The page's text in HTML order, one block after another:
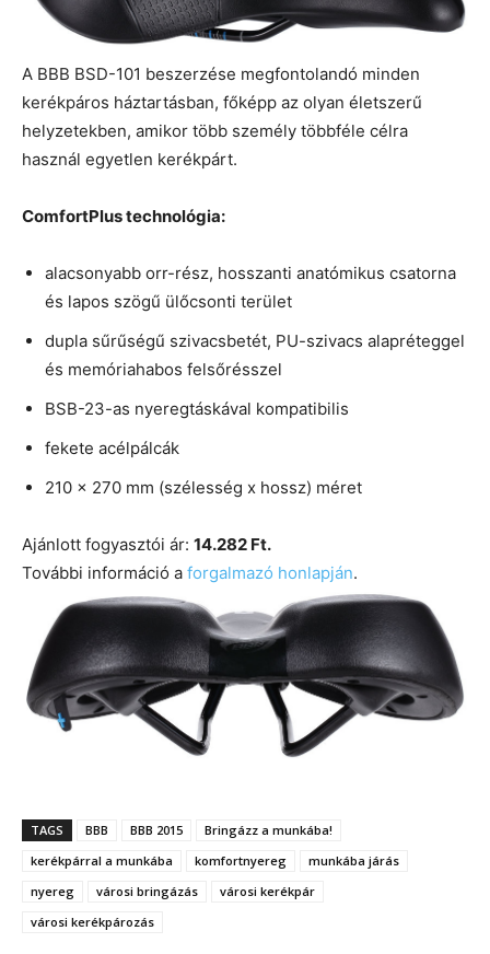
A BBB BSD-101 beszerzése megfontolandó minden
kerékpáros háztartásban, főképp az olyan életszerű
helyzetekben, amikor több személy többféle célra
használ egyetlen kerékpárt.
ComfortPlus technológia:
alacsonyabb orr-rész, hosszanti anatómikus csatorna
és lapos szögű ülőcsonti terület
dupla sűrűségű szivacsbetét, PU-szivacs alapréteggel
és memóriahabos felsőrésszel
BSB-23-as nyeregtáskával kompatibilis
fekete acélpálcák
210 x 270 mm (szélesség x hossz) méret
Ajánlott fogyasztói ár: 14.282 Ft.
További információ a forgalmazó honlapján.
TAGS BBB BBB 2015
Bringázz a munkába!
kerékpárral a munkába
komfortnyereg
munkába járás
nyereg
városi bringázás
városi kerékpár
városi kerékpározás